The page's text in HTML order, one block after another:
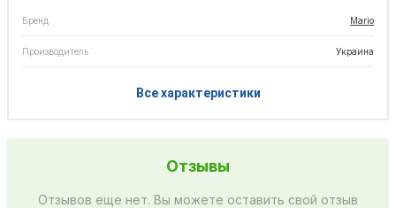
Бренд Mario
Производитель Украина
Все характеристики
Отзывы
Отзывов еще нет. Вы можете оставить свой отзыв